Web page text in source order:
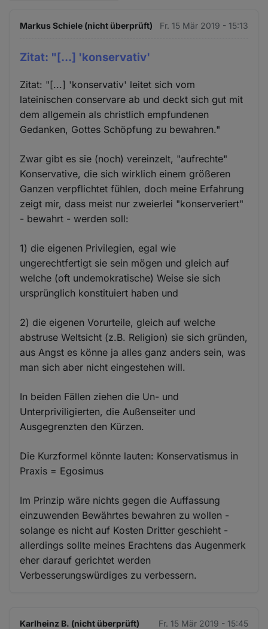
Markus Schiele (nicht überprüft) Fr. 15 Mär 2019 - 15:13
Zitat: "[...] 'konservativ'
Zitat: "[...] 'konservativ' leitet sich vom
lateinischen conservare ab und deckt sich gut mit
dem allgemein als christlich empfundenen
Gedanken, Gottes Schöpfung zu bewahren."
Zwar gibt es sie (noch) vereinzelt, "aufrechte"
Konservative, die sich wirklich einem größeren
Ganzen verpflichtet fühlen, doch meine Erfahrung
zeigt mir, dass meist nur zweierlei "konserveriert"
- bewahrt - werden soll:
1) die eigenen Privilegien, egal wie
ungerechtfertigt sie sein mögen und gleich auf
welche (oft undemokratische) Weise sie sich
ursprünglich konstituiert haben und
2) die eigenen Vorurteile, gleich auf welche
abstruse Weltsicht (z.B. Religion) sie sich gründen,
aus Angst es könne ja alles ganz anders sein, was
man sich aber nicht eingestehen will.
In beiden Fällen ziehen die Un- und
Unterpriviligierten, die Außenseiter und
Ausgegrenzten den Kürzen.
Die Kurzformel könnte lauten: Konservatismus in
Praxis = Egosimus
Im Prinzip wäre nichts gegen die Auffassung
einzuwenden Bewährtes bewahren zu wollen -
solange es nicht auf Kosten Dritter geschieht -
allerdings sollte meines Erachtens das Augenmerk
eher darauf gerichtet werden
Verbesserungswürdiges zu verbessern.
Karlheinz B. (nicht überprüft) Fr. 15 Mär 2019 - 15:45